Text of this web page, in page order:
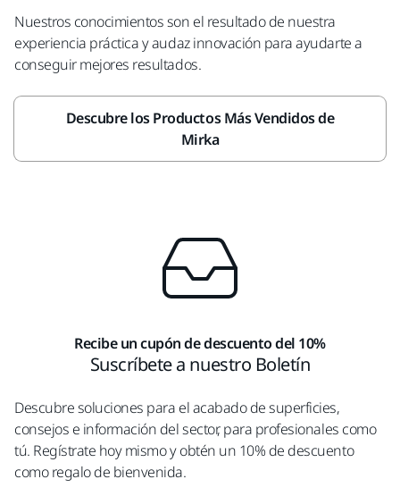
Nuestros conocimientos son el resultado de nuestra
experiencia práctica y audaz innovación para ayudarte a
conseguir mejores resultados.
Descubre los Productos Más Vendidos de
Mirka
Recibe un cupón de descuento del 10%
Suscríbete a nuestro Boletín
Descubre soluciones para el acabado de superficies,
consejos e información del sector, para profesionales como
tú. Regístrate hoy mismo y obtén un 10% de descuento
como regalo de bienvenida.